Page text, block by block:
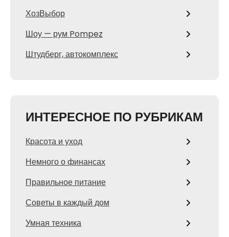
ХозВыбор
Шоу — рум Pompez
Штудберг, автокомплекс
ИНТЕРЕСНОЕ ПО РУБРИКАМ
Красота и уход
Немного о финансах
Правильное питание
Советы в каждый дом
Умная техника